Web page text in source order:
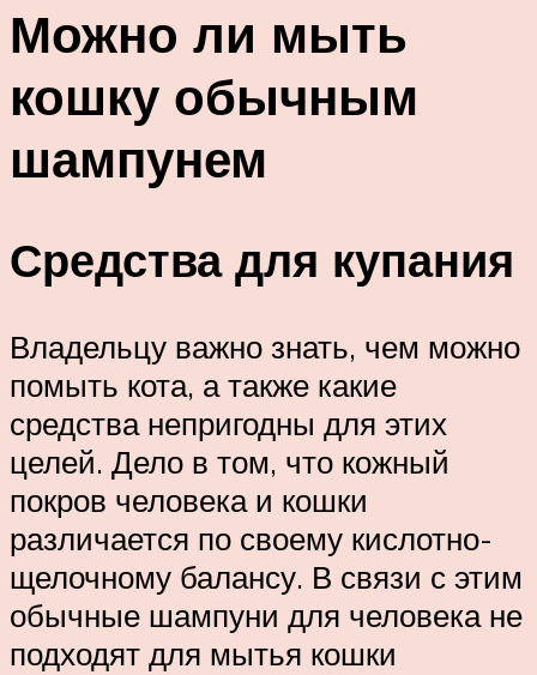
Можно ли мыть
кошку обычным
шампунем
Средства для купания
Владельцу важно знать, чем можно
помыть кота, а также какие
средства непригодны для этих
целей. Дело в том, что кожный
покров человека и кошки
различается по своему кислотно-
щелочному балансу. В связи с этим
обычные шампуни для человека не
подходят для мытья кошки